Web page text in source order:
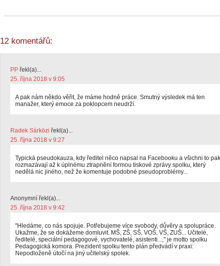
12 komentářů:
PP řekl(a)...
25. října 2018 v 9:05
A pak nám někdo věřit, že máme hodně práce. Smutný výsledek má ten
manažer, který emoce za poklopcem neudrží.
Radek Sárközi řekl(a)...
25. října 2018 v 9:27
Typická pseudokauza, kdy ředitel něco napsal na Facebooku a všichni to pak
rozmazávají až k úplnému ztrapnění formou tiskové zprávy spolku, který
nedělá nic jiného, než že komentuje podobné pseudoproblémy...
Anonymní řekl(a)...
25. října 2018 v 9:42
"Hledáme, co nás spojuje. Potřebujeme více svobody, důvěry a spolupráce.
Ukažme, že se dokážeme domluvit. MŠ, ZŠ, SŠ, VOŠ, VŠ, ZUŠ... Učitelé,
ředitelé, speciální pedagogové, vychovatelé, asistenti...," je motto spolku
Pedagogická komora. Prezident spolku tento plán předvádí v praxi:
Nepodloženě útočí na jiný učitelský spolek.